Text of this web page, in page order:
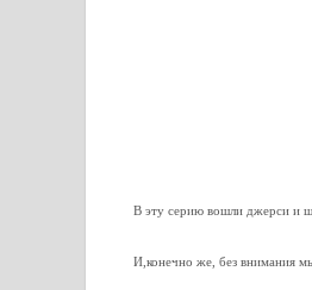
В эту серию вошли джерси и
И,конечно же, без внимания